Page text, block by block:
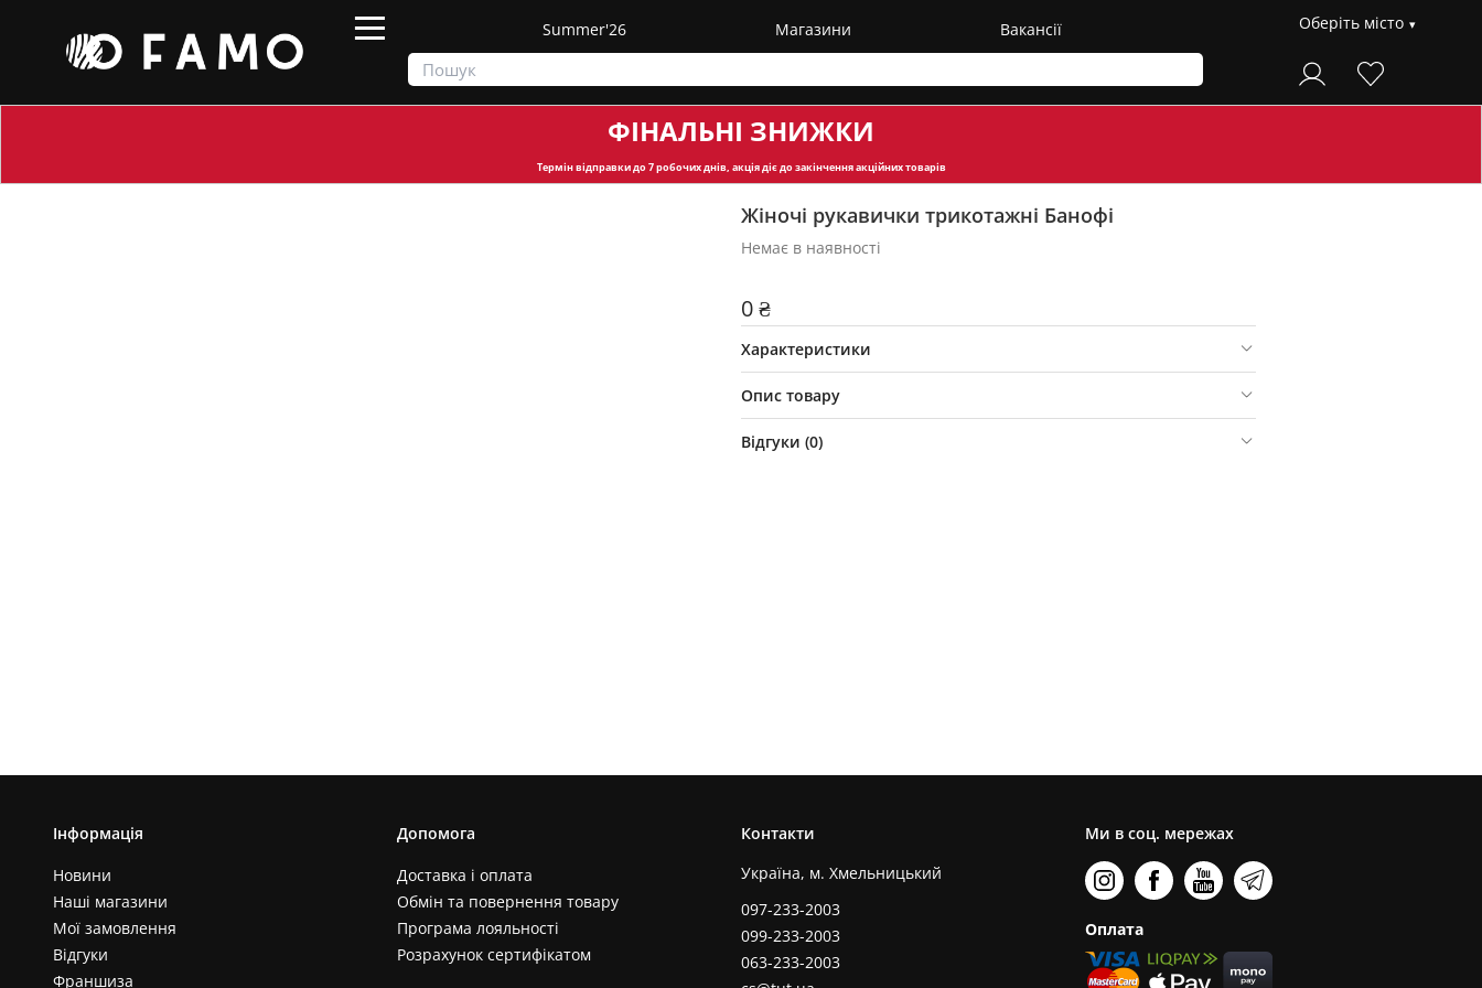
Summer'26 Магазини Вакансії Оберіть місто
ФІНАЛЬНІ ЗНИЖКИ
Термін відправкидо 7 робочих днів, акція діє до закінчення акційних товарів
Жіночі рукавички трикотажні Банофі
Немає в наявності
0 ₴
Характеристики
Опис товару
Відгуки (0)
Інформація
Новини
Наші магазини
Мої замовлення
Відгуки
Франшиза
Допомога
Доставка і оплата
Обмін та повернення товару
Програма лояльності
Розрахунок сертифікатом
Контакти
Україна, м. Хмельницький
097-233-2003
099-233-2003
063-233-2003
Ми в соц. мережах
Оплата